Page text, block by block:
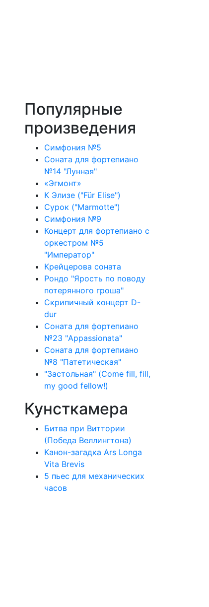
Популярные
произведения
Симфония №5
Соната для фортепиано
№14 "Лунная"
«Эгмонт»
К Элизе ("Für Elise")
Сурок ("Marmotte")
Симфония №9
Концерт для фортепиано с
оркестром №5
"Император"
Крейцерова соната
Рондо "Ярость по поводу
потерянного гроша"
Скрипичный концерт D-
dur
Соната для фортепиано
№23 "Appassionata"
Соната для фортепиано
№8 "Патетическая"
"Застольная" (Come fill, fill,
my good fellow!)
Кунсткамера
Битва при Виттории
(Победа Веллингтона)
Канон-загадка Ars Longa
Vita Brevis
5 пьес для механических
часов